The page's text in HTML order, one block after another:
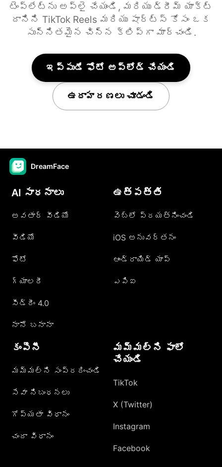
టెంప్లేట్ను అప్లై చేయండి, మరియు డ్రీమ్ యాక్ట్
దానిని TikTok Reels మరియు షార్ట్స్ కోసం ఒక
సున్నితమైన చిన్న క్లిప్గా మార్చండి.
ఇప్పుడే ఫోటో అప్‌లోడ్ చేయండి
ఉదాహరణలు చూడండి
DreamFace
AI సాధనాలు
అవతార్ వీడియో
వీడియో
ఫోటో
గ్యాలరీ
సీడ్రీం 4.0
నానో బనానా
ఉత్పత్తి
వెబ్లో ప్రయత్నించండి
iOS అనువర్తనం
ఆండ్రాయిడ్ యాప్
ఎపిఐ
కంపెనీ
మమ్మల్ని సంప్రదించండి
సేవా నిబంధనలు
గోప్యతా విధానం
చందా విధానం
మమ్మల్ని ఫాలో
చేయండి
TikTok
X (Twitter)
Instagram
Facebook